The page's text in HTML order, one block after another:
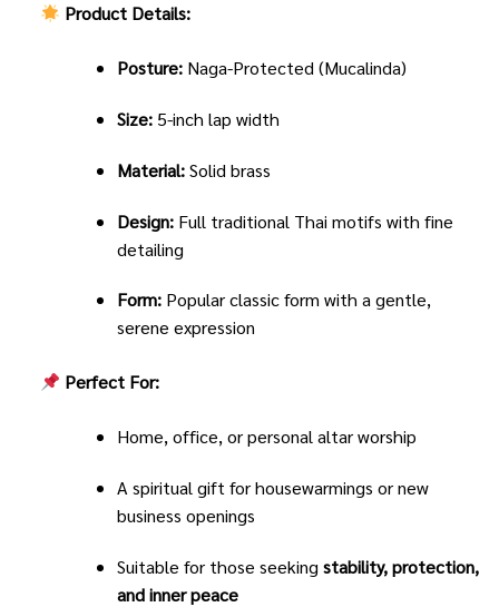
Product Details:
Posture:Naga-Protected (Mucalinda)
Size:5-inch lap width
Material:Solid brass
Design:Full traditional Thai motifs with fine
detailing
Form:Popular classic form with a gentle,
serene expression
Perfect For:
Home, office, or personal altar worship
A spiritual gift for housewarmings or new
business openings
Suitable for those seeking stability, protection,
and inner peace